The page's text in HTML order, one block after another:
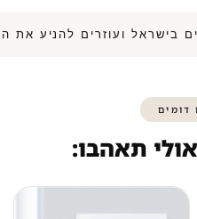
בישראל ועוזרים
דומים
תאהבו: